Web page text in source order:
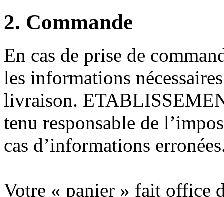
2. Commande
En cas de prise de
les informations
livraison.
tenu responsable de
cas d’informations
Votre « panier » fait office